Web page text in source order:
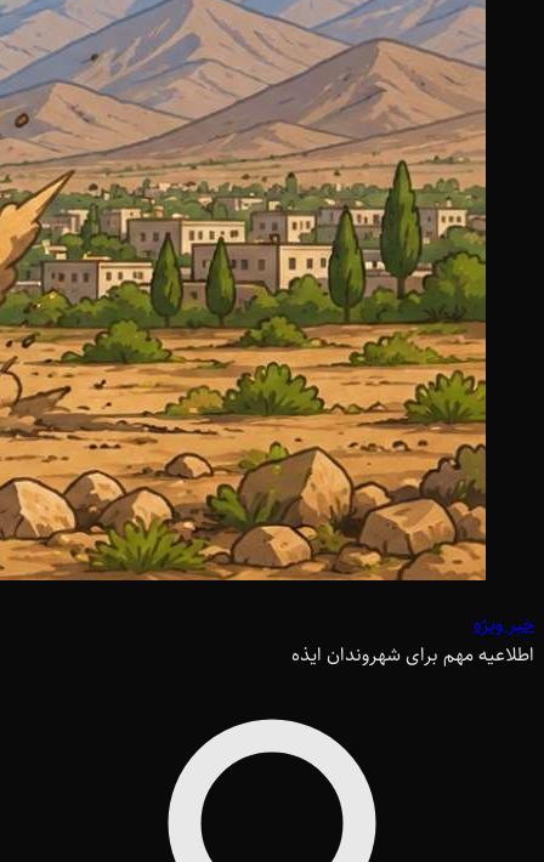
خبر ویژه
اطلاعیه مهم برای شهروندان ایذه